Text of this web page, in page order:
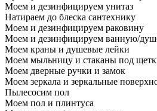
Моем и дезинфицируем унитаз
Натираем до блеска сантехнику
Моем и дезинфицируем раковину
Моем и дезинфицируем ванную/
Моем краны и душевые лейки
Моем мыльницу и стаканы под
Моем дверные ручки и замок
Моем зеркала и зеркальные
Пылесосим пол
Моем пол и плинтуса